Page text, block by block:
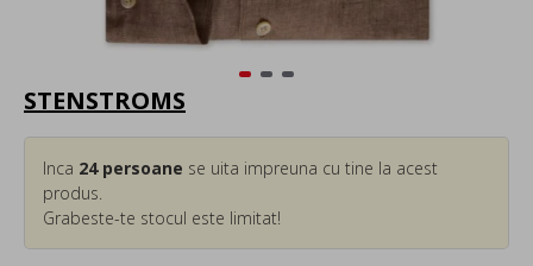
STENSTROMS
Inca 24persoane se uita impreuna cu tine la acest
produs.
Grabeste-te stocul este limitat!